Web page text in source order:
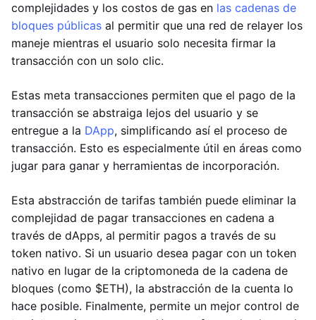
complejidades y los costos de gas en las cadenas de
bloques públicas al permitir que una red de relayer los
maneje mientras el usuario solo necesita firmar la
transacción con un solo clic.
Estas meta transacciones permiten que el pago de la
transacción se abstraiga lejos del usuario y se
entregue a la DApp, simplificando así el proceso de
transacción. Esto es especialmente útil en áreas como
jugar para ganar y herramientas de incorporación.
Esta abstracción de tarifas también puede eliminar la
complejidad de pagar transacciones en cadena a
través de dApps, al permitir pagos a través de su
token nativo. Si un usuario desea pagar con un token
nativo en lugar de la criptomoneda de la cadena de
bloques (como $ETH), la abstracción de la cuenta lo
hace posible. Finalmente, permite un mejor control de